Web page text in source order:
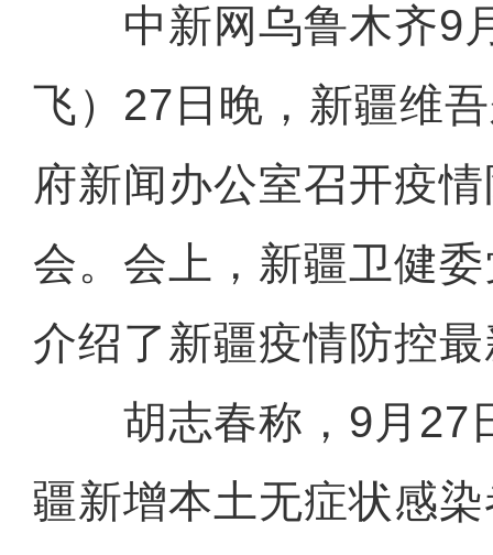
中新网乌鲁木齐9
飞）27日晚，新疆维
府新闻办公室召开疫
会。会上，新疆卫健
介绍了新疆疫情防控
胡志春称，9月27
疆新增本土无症状感